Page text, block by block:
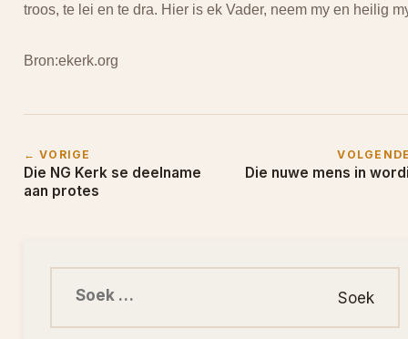
troos, te lei en te dra. Hier is ek Vader, neem my en heilig
Bron:ekerk.org
← VORIGE
Die NG Kerk se deelname
aan protes
Die nuwe mens in